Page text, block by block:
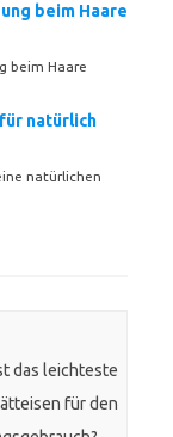
beim Haare
beim Haare
natürlich
natürlichen
das leichteste
für den